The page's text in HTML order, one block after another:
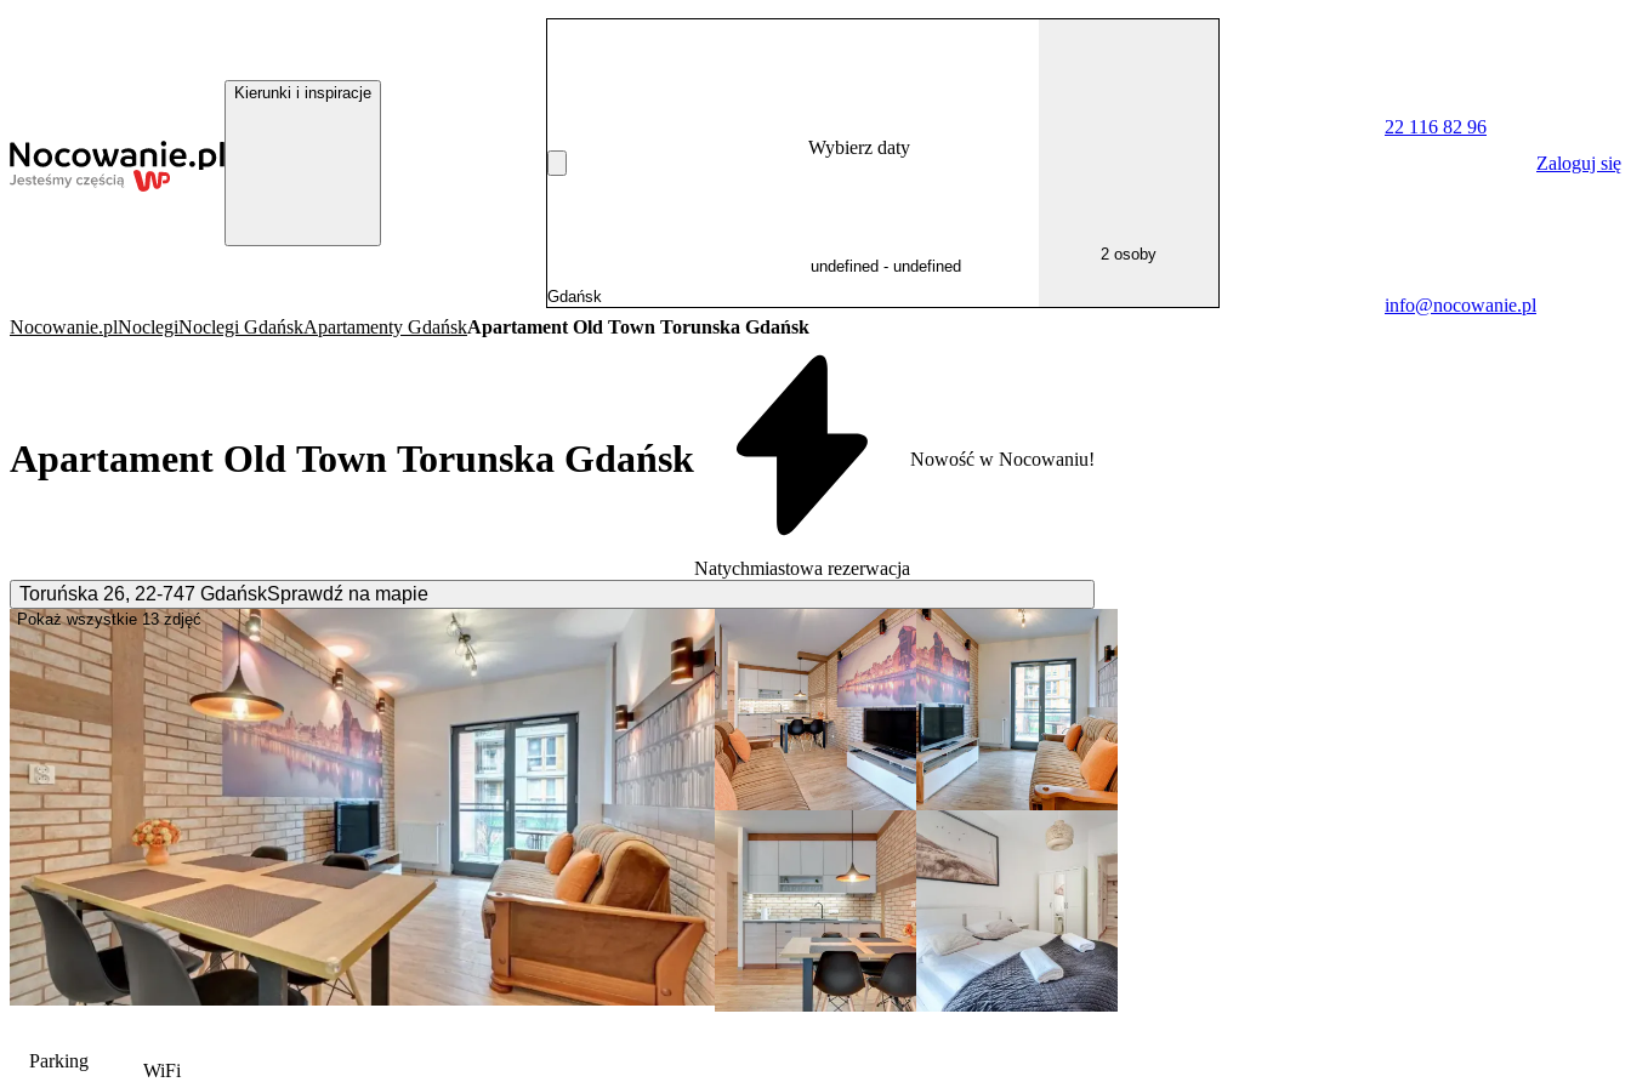
Kierunki i inspiracje
Wybierz daty
2 osoby
22 116 82 96
info@nocowanie.pl
Zaloguj się
Nocowanie.plNoclegiNoclegi GdańskApartamenty GdańskApartament Old Town Torunska Gdańsk
Apartament Old Town Torunska Gdańsk
Natychmiastowa rezerwacja
Nowość w Nocowaniu!
Toruńska 26, 22-747 GdańskSprawdź na mapie
Pokaż wszystkie 13 zdjęć
Parking
WiFi